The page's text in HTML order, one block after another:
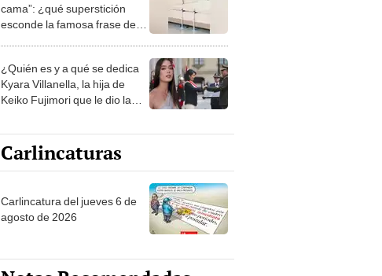
cama”: ¿qué superstición
esconde la famosa frase de
¿Quién es y a qué se dedica
Kyara Villanella, la hija de
Keiko Fujimori que le dio la
Carlincaturas
Carlincatura del jueves 6 de
agosto de 2026